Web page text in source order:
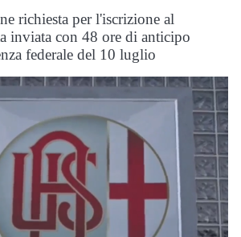
richiesta per l'iscrizione al
inviata con 48 ore di anticipo
federale del 10 luglio